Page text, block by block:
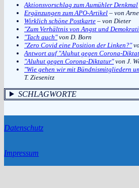
Aktionsvorschlag zum Aumühler Denkmal
Ergänzungen zum APO-Artikel – von Arne
Wirklich schöne Postkarte – von Dieter
"Zum Verhältnis von Angst und
"Tach auch"von D. Born
"Zero Covid eine Position der Linken?"
Antwort auf "Aluhut gegen Corona-
"Aluhut gegen Corona-Diktatur"von J.
"Wie gehen wir mit Bündnismitgliedern
T. Ziesenitz
SCHLAGWORTE
Datenschutz
Impressum